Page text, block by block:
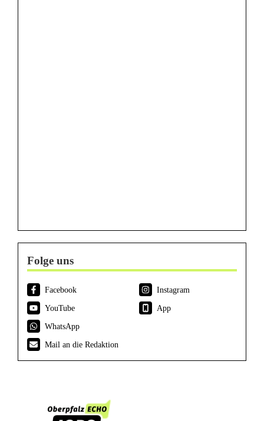
Folge uns
Facebook
Instagram
YouTube
App
WhatsApp
Mail an die Redaktion